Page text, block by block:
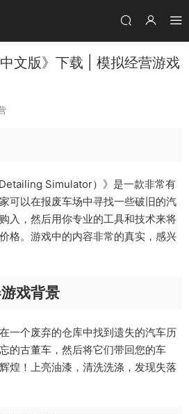
文版》下载 | 模拟经营游戏
Detailing Simulator）》是一款非常有
可以在报废车场中寻找一些破旧的汽
入，然后用你专业的工具和技术来将
格。游戏中的内容非常的真实，感兴
戏背景
一个废弃的仓库中找到遗失的汽车历
的古董车，然后将它们带回您的车
煌！上亮油漆，清洗洗涤，发现失落